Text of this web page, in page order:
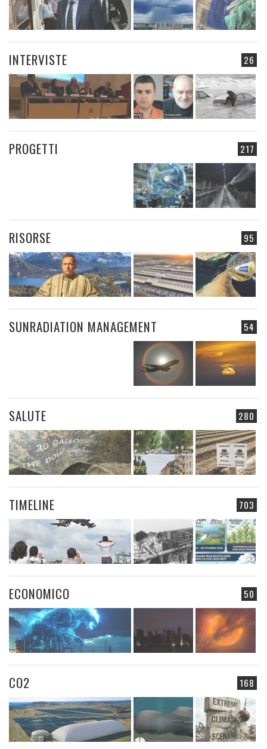
26
INTERVISTE
217
PROGETTI
95
RISORSE
54
SUNRADIATION MANAGEMENT
280
SALUTE
703
TIMELINE
50
ECONOMICO
168
CO2